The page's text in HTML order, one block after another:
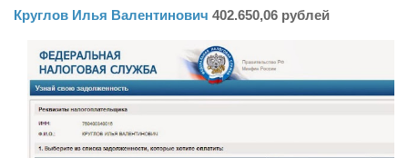
Круглов Илья Валентинович 402.650,06 рублей